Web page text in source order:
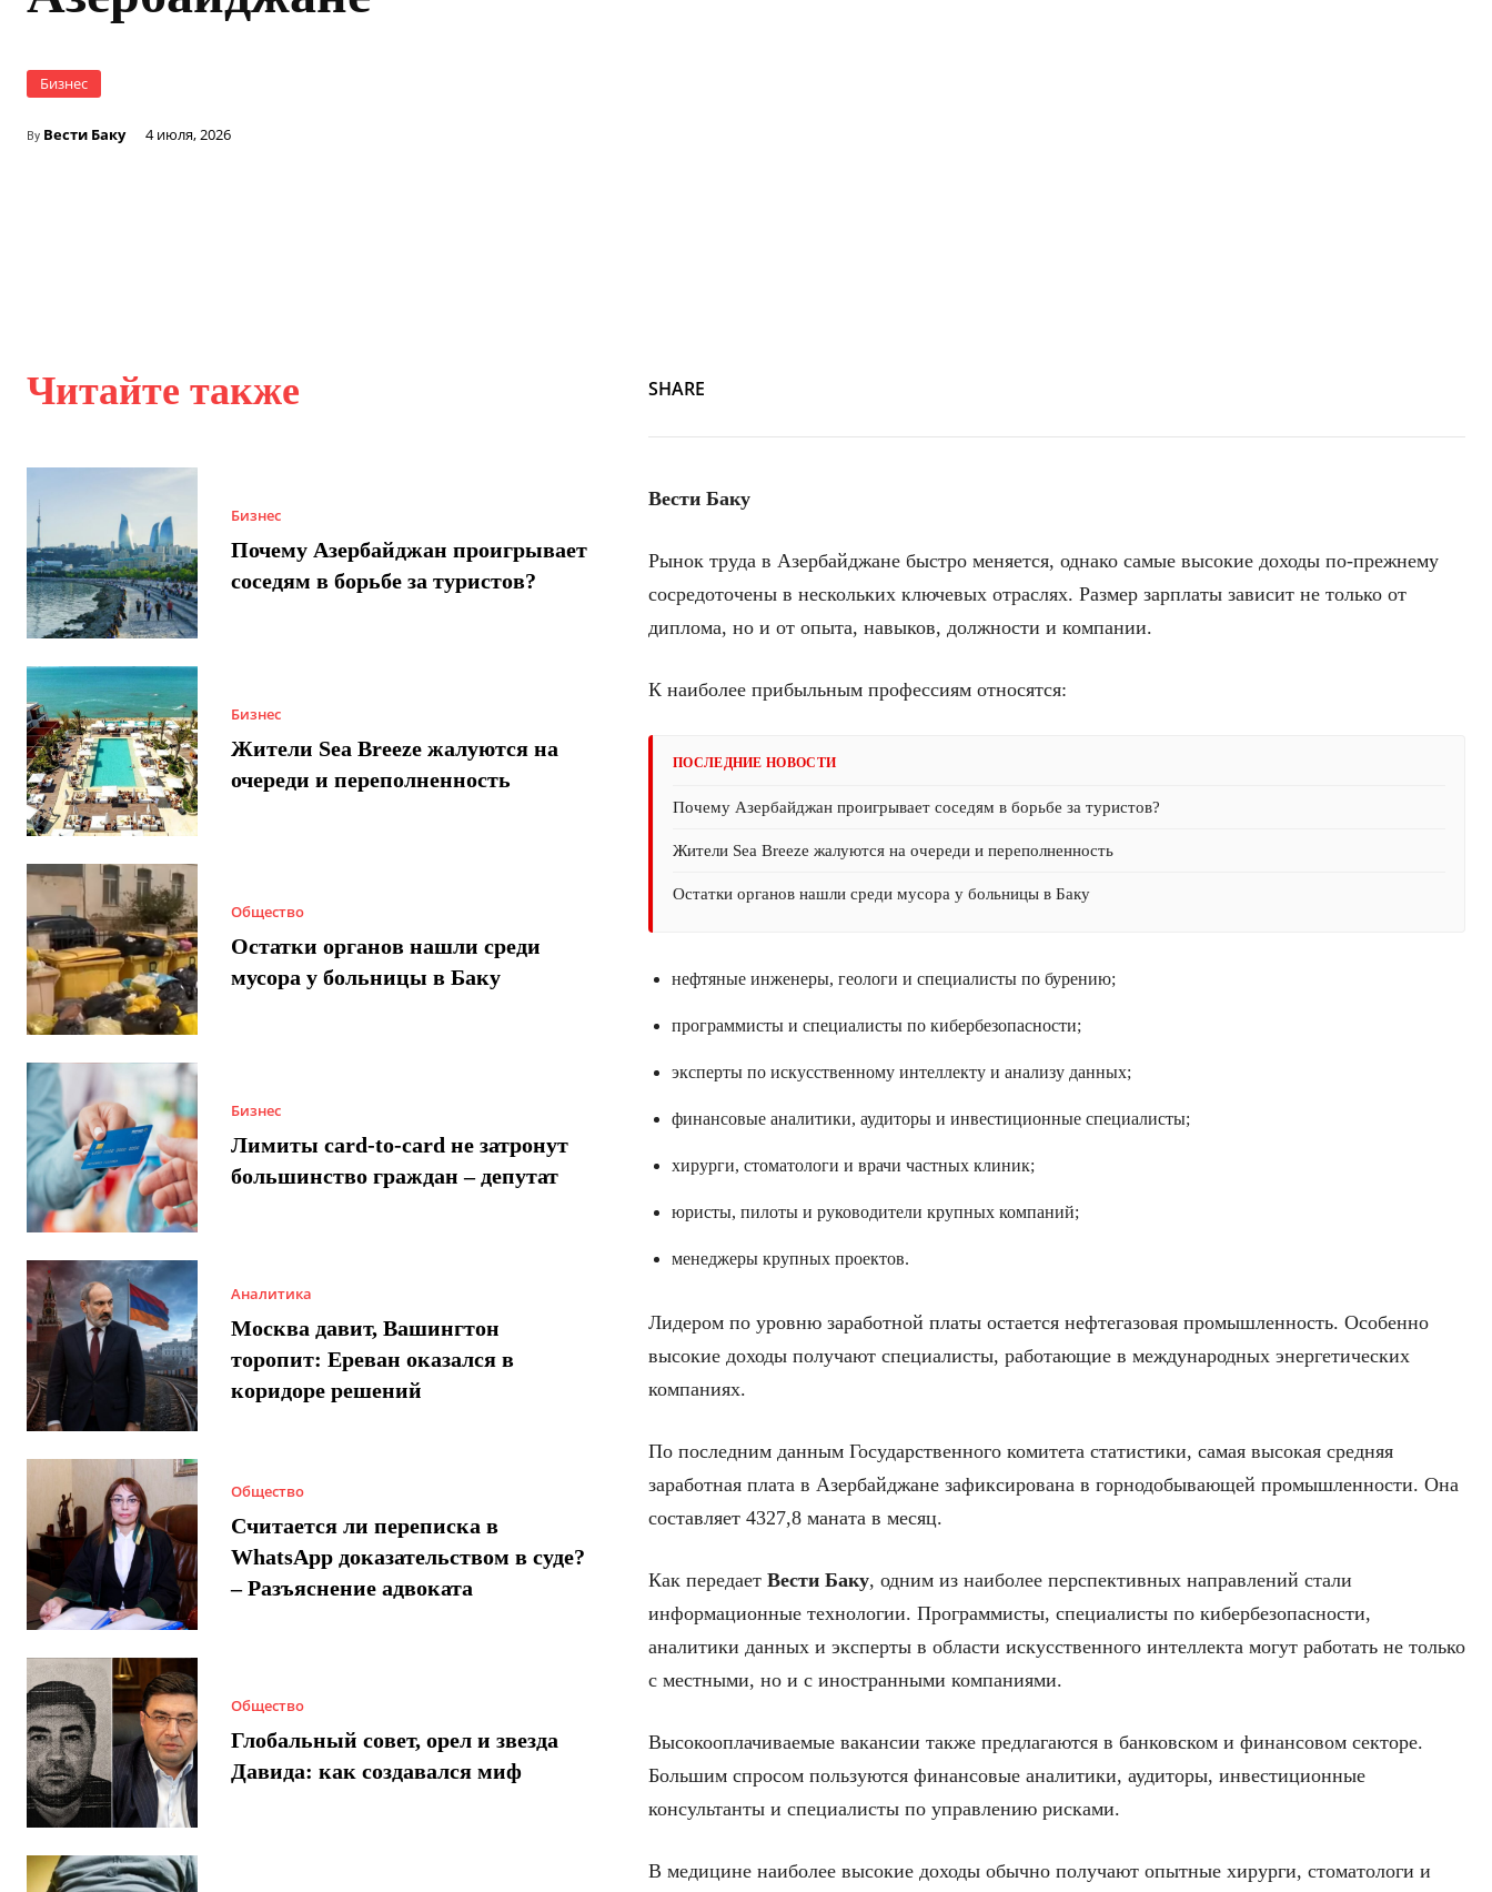
Бизнес
By Вести Баку 4 июля, 2026
Читайте также
Бизнес
Почему Азербайджан проигрывает
соседям в борьбе за туристов?
Бизнес
Жители Sea Breeze жалуются на
очереди и переполненность
Общество
Остатки органов нашли среди
мусора у больницы в Баку
Бизнес
Лимиты card-to-card не затронут
большинство граждан – депутат
Аналитика
Москва давит, Вашингтон
торопит: Ереван оказался в
коридоре решений
Общество
Считается ли переписка в
WhatsApp доказательством в суде?
– Разъяснение адвоката
Общество
Глобальный совет, орел и звезда
Давида: как создавался миф
SHARE
Вести Баку
Рынок труда в Азербайджане быстро меняется, однако самые высокие доходы по-прежнему
сосредоточены в нескольких ключевых отраслях. Размер зарплаты зависит не только от
диплома, но и от опыта, навыков, должности и компании.
К наиболее прибыльным профессиям относятся:
ПОСЛЕДНИЕ НОВОСТИ
Почему Азербайджан проигрывает соседям в борьбе за туристов?
Жители Sea Breeze жалуются на очереди и переполненность
Остатки органов нашли среди мусора у больницы в Баку
нефтяные инженеры, геологи и специалисты по бурению;
программисты и специалисты по кибербезопасности;
эксперты по искусственному интеллекту и анализу данных;
финансовые аналитики, аудиторы и инвестиционные специалисты;
хирурги, стоматологи и врачи частных клиник;
юристы, пилоты и руководители крупных компаний;
менеджеры крупных проектов.
Лидером по уровню заработной платы остается нефтегазовая промышленность. Особенно
высокие доходы получают специалисты, работающие в международных энергетических
компаниях.
По последним данным Государственного комитета статистики, самая высокая средняя
заработная плата в Азербайджане зафиксирована в горнодобывающей промышленности. Она
составляет 4327,8 маната в месяц.
Как передает Вести Баку, одним из наиболее перспективных направлений стали
информационные технологии. Программисты, специалисты по кибербезопасности,
аналитики данных и эксперты в области искусственного интеллекта могут работать не только
с местными, но и с иностранными компаниями.
Высокооплачиваемые вакансии также предлагаются в банковском и финансовом секторе.
Большим спросом пользуются финансовые аналитики, аудиторы, инвестиционные
консультанты и специалисты по управлению рисками.
В медицине наиболее высокие доходы обычно получают опытные хирурги, стоматологи и